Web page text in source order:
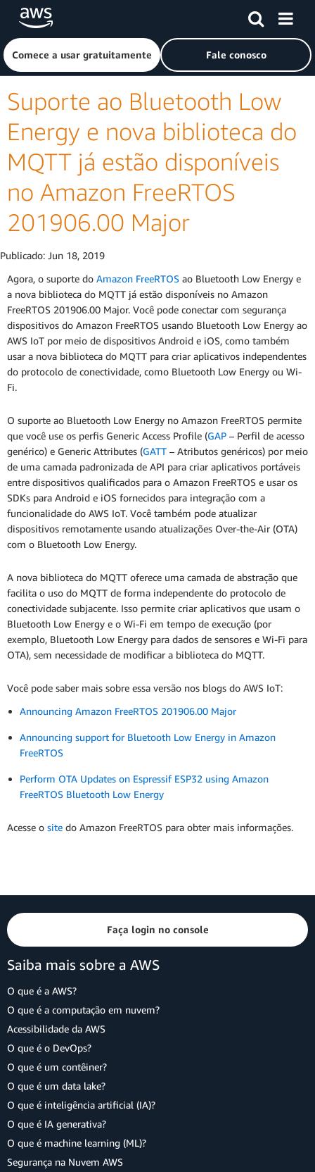
Pular para o conteúdo principal
Clique aqui para voltar à página inicial da Amazon Web
Comece a usar gratuitamente Fale conosco
Suporte ao Bluetooth Low
Energy e nova biblioteca do
MQTT já estão disponíveis
no Amazon FreeRTOS
201906.00 Major
Publicado: Jun 18, 2019
Agora, o suporte do Amazon FreeRTOS ao Bluetooth Low Energy e
a nova biblioteca do MQTT já estão disponíveis no Amazon
FreeRTOS 201906.00 Major. Você pode conectar com segurança
dispositivos do Amazon FreeRTOS usando Bluetooth Low Energy ao
AWS IoT por meio de dispositivos Android e iOS, como também
usar a nova biblioteca do MQTT para criar aplicativos independentes
do protocolo de conectividade, como Bluetooth Low Energy ou Wi-
Fi.
O suporte ao Bluetooth Low Energy no Amazon FreeRTOS permite
que você use os perfis Generic Access Profile (GAP – Perfil de acesso
genérico) e Generic Attributes (GATT – Atributos genéricos) por meio
de uma camada padronizada de API para criar aplicativos portáveis
entre dispositivos qualificados para o Amazon FreeRTOS e usar os
SDKs para Android e iOS fornecidos para integração com a
funcionalidade do AWS IoT. Você também pode atualizar
dispositivos remotamente usando atualizações Over-the-Air (OTA)
com o Bluetooth Low Energy.
A nova biblioteca do MQTT oferece uma camada de abstração que
facilita o uso do MQTT de forma independente do protocolo de
conectividade subjacente. Isso permite criar aplicativos que usam o
Bluetooth Low Energy e o Wi-Fi em tempo de execução (por
exemplo, Bluetooth Low Energy para dados de sensores e Wi-Fi para
OTA), sem necessidade de modificar a biblioteca do MQTT.
Você pode saber mais sobre essa versão nos blogs do AWS IoT:
Announcing Amazon FreeRTOS 201906.00 Major
Announcing support for Bluetooth Low Energy in Amazon
FreeRTOS
Perform OTA Updates on Espressif ESP32 using Amazon
FreeRTOS Bluetooth Low Energy
Acesse o site do Amazon FreeRTOS para obter mais informações.
Faça login no console
Saiba mais sobre a AWS
O que é a AWS?
O que é a computação em nuvem?
Acessibilidade da AWS
O que é o DevOps?
O que é um contêiner?
O que é um data lake?
O que é inteligência artificial (IA)?
O que é IA generativa?
O que é machine learning (ML)?
Segurança na Nuvem AWS